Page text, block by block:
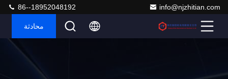
info@njzhitian.com
86--18952048192
محادثة